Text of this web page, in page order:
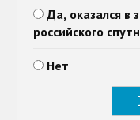
Да, оказался в
российского
Нет